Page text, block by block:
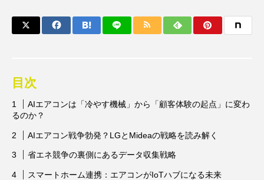
目次
AIエアコンは「冷やす機械」から「顧客体験の起点」に変わ
るのか？
AIエアコン戦争勃発？LGとMideaの戦略を読み解く
省エネ競争の裏側にあるデータ収集戦略
スマートホーム連携：エアコンがIoTハブになる未来